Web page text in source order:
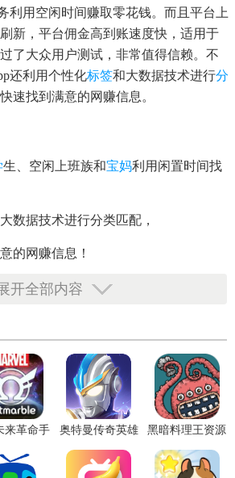
利用空闲时间赚取零花钱。而且平台上
新，平台佣金高到账速度快，适用于
了大众用户测试，非常值得信赖。不
还利用个性化标签和大数据技术进行分
速找到满意的网赚信息。
生、空闲上班族和宝妈利用闲置时间找
数据技术进行分类匹配，
的网赚信息！
开全部内容
来革命手
奥特曼传奇英雄
体验服
黑暗料理王资源
无限